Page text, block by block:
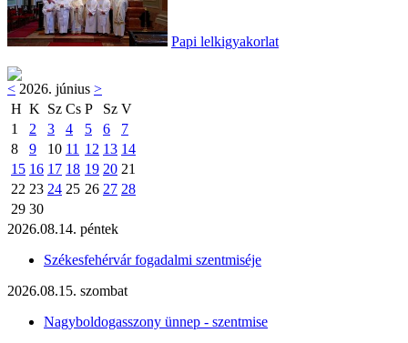
Papi lelkigyakorlat
< 2026. június >
H K Sz Cs P Sz V
1
2 3 4 5 6
7
8
9 10 11 12 13 14
15 16 17 18 19 20 21
22 23 24 25 26 27 28
29 30
2026.08.14. péntek
Székesfehérvár fogadalmi szentmiséje
2026.08.15. szombat
Nagyboldogasszony ünnep - szentmise